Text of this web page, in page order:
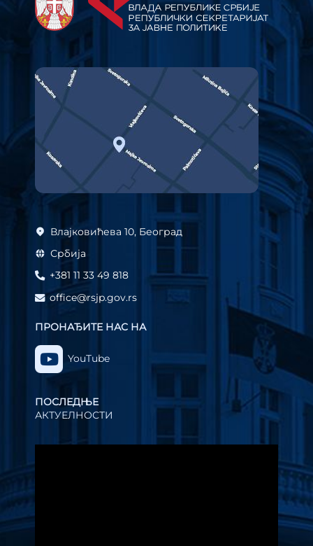
Влајковићева 10, Београд
Србија
+381 11 33 49 818
office@rsjp.gov.rs
ПРОНАЂИТЕ НАС НА
YouTube
ПОСЛЕДЊЕ
АКТУЕЛНОСТИ
видео